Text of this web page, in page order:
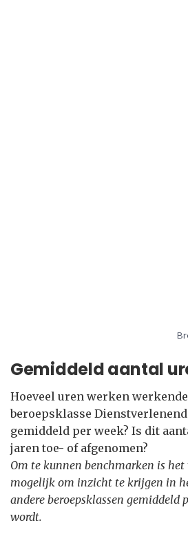
Gemiddeld aantal
Hoeveel uren werken
beroepsklasse
gemiddeld per week? Is dit
jaren toe- of afgenomen?
Om te kunnen benchmarken is
mogelijk om inzicht te krijgen in
andere beroepsklassen gemiddeld
wordt.